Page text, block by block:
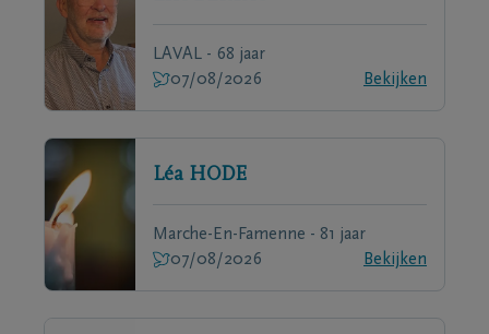
LAVAL - 68 jaar
07/08/2026
Bekijken
Léa HODE
Marche-En-Famenne - 81 jaar
07/08/2026
Bekijken